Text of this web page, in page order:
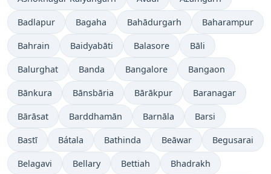
Badlapur Bagaha Bahādurgarh Baharampur
Bahrain Baidyabāti Balasore Bāli
Balurghat Banda Bangalore Bangaon
Bānkura Bānsbāria Bārākpur Baranagar
Bārāsat Barddhamān Barnāla Barsi
Bastī Bátala Bathinda Beāwar Begusarai
Belagavi Bellary Bettiah Bhadrakh